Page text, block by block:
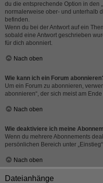
du die entsprechende Option in den
normalerweise ober- und unterhalb
befinden.
Wenn du bei der Antwort auf ein
sobald eine Antwort geschrieben
für dich abonniert.
Nach oben
Wie kann ich ein Forum
Um ein Forum zu abonnieren,
abonnieren“, der sich meist am
Nach oben
Wie deaktiviere ich meine
Wenn du mehrere Abonnements
persönlichen Bereich unter
Nach oben
Dateianhänge